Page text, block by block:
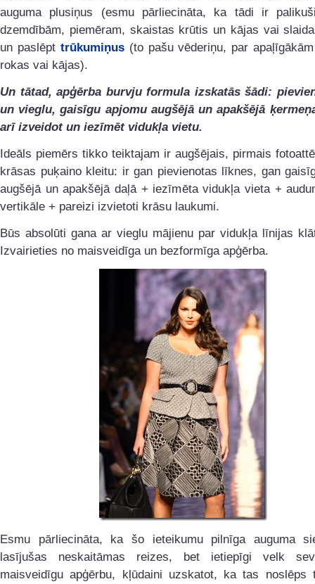
auguma plusiņus (esmu pārliecināta, ka tādi ir
dzemdībām, piemēram, skaistas krūtis un kājas vai
un paslēpt trūkumiņus(to pašu vēderiņu, par
rokas vai kājas).
Un tātad, apģērba burvju formula izskatās šādi:
un vieglu, gaisīgu apjomu augšējā un apakšējā
arī izveidot un iezīmēt vidukļa vietu.
Ideāls piemērs tikko teiktajam ir augšējais, pirmais
krāsas puķaino kleitu: ir gan pievienotas līknes, gan
augšējā un apakšējā daļā + iezīmēta vidukļa vieta +
vertikāle + pareizi izvietoti krāsu laukumi.
Būs absolūti gana ar vieglu mājienu par vidukļa līnijas
Izvairieties no maisveidīga un bezformīga apģērba.
Esmu pārliecināta, ka šo ieteikumu pilnīga auguma
lasījušas neskaitāmas reizes, bet ietiepīgi velk
maisveidīgu apģērbu, kļūdaini uzskatot, ka tas noslēps